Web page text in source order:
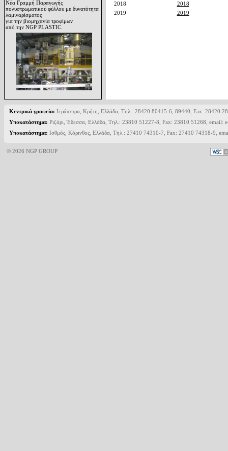
Νέα Γραμμή Παραγωγής
πολυστρωματικού φύλλου με δυνατότητα
λαμιναρίσματος
για την βιομηχανία τροφίμων
από την NGP PLASTIC.
2018
2018
2019
2019
Κεντρικά γραφεία: Ιεράπετρα, Κρήτη, Ελλάδα, Τηλ.: 28420 80415-6, 89440, Fax: 28420
Υποκατάστημα: Ριζάρι, Έδεσσα, Ελλάδα, Τηλ.: 23810 51227-8, Fax: 23810 51268, email:
Υποκατάστημα: Ισθμός, Κόρινθος, Ελλάδα, Τηλ.: 27410 74310-7, Fax: 27410 74318-9,
© 2026 NGP GROUP